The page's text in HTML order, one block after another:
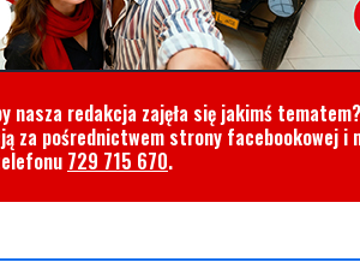
redakcja zajęła się jakimś
za pośrednictwem strony facebookowej i
729 715 670.